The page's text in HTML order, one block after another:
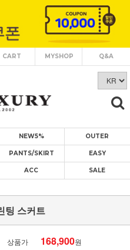
CART MYSHOP Q&A
NEW5% OUTER
PANTS/SKIRT EASY
ACC SALE
팅 스커트
상품가 168,900원